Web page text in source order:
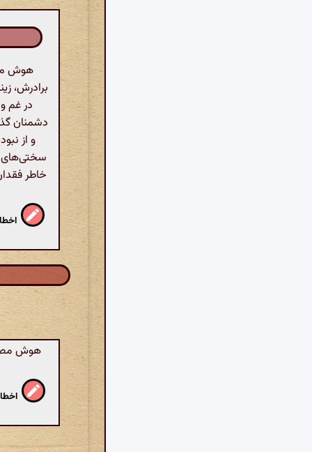
هوش
برادرش،
در غم
دشمنان
و از
سختی‌های
خاطر
هوش